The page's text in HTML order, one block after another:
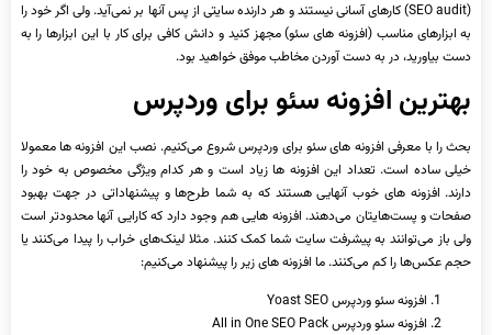
(SEO audit) کارهای آسانی نیستند و هر دارنده سایتی از پس آنها بر نمی‌آید. ولی اگر خود را
به ابزارهای مناسب (افزونه ‌های سئو) مجهز کنید و دانش کافی برای کار با این ابزارها را به
دست بیاورید، در به دست آوردن مخاطب موفق خواهید بود.
بهترین افزونه سئو برای وردپرس
بحث را با معرفی افزونه ‌های سئو برای وردپرس شروع می‌کنیم. نصب این افزونه ‌ها معمولا
خیلی ساده است. تعداد این افزونه ‌ها زیاد است و هر کدام ویژگی مخصوص به خود را
دارند. افزونه ‌های خوب آنهایی هستند که به شما طرح‌ها و پیشنهاداتی در جهت بهبود
صفحات و پست‌هایتان می‌دهند. افزونه ‌هایی هم وجود دارد که کارایی آنها محدودتر است
ولی باز می‌توانند به پیشرفت سایت شما کمک کنند. مثلا لینک‌های خراب را پیدا می‌کنند یا
حجم عکس‌ها را کم می‌کنند. ما افزونه ‌های زیر را پیشنهاد می‌کنیم:
افزونه سئو وردپرس Yoast SEO
افزونه سئو وردپرس All in One SEO Pack